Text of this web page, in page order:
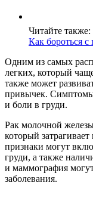
Читайте также:
Как бороться
Одним из самых
легких, который
также может
привычек.
и боли в груди.
Рак молочной
который
признаки могут
груди, а также
и маммография
заболевания.